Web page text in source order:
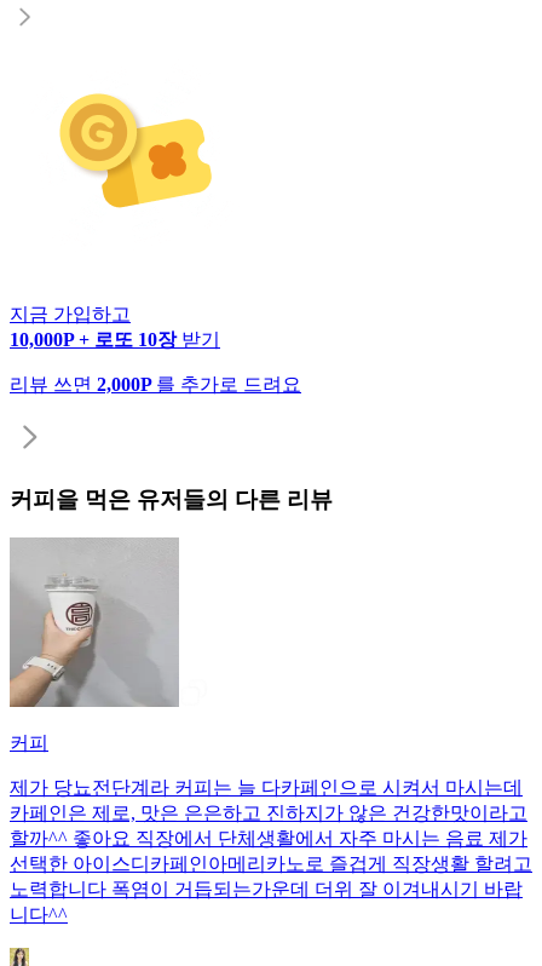
지금 가입하고
10,000P + 로또 10장 받기
리뷰 쓰면 2,000P 를 추가로 드려요
커피 을 먹은 유저들의 다른 리뷰
커피
제가 당뇨전단계라 커피는 늘 다카페인으로 시켜서 마시는데
카페인은 제로, 맛은 은은하고 진하지가 않은 건강한맛이라고
할까^^ 좋아요 직장에서 단체생활에서 자주 마시는 음료 제가
선택한 아이스디카페인아메리카노로 즐겁게 직장생활 할려고
노력합니다 폭염이 거듭되는가운데 더위 잘 이겨내시기 바랍
니다^^